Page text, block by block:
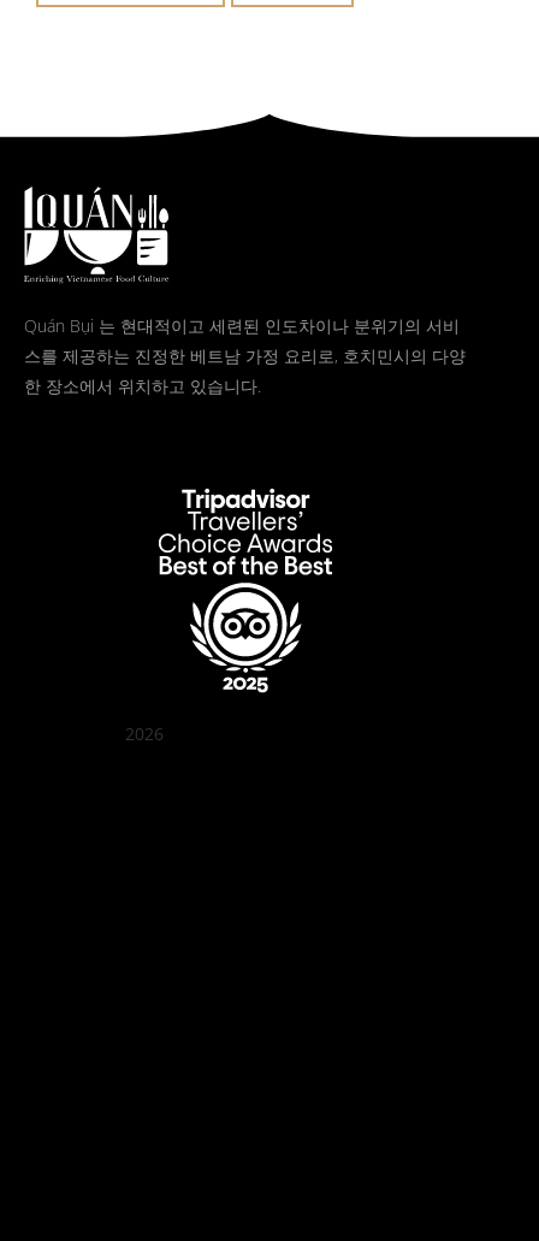
Quán Bụi 는 현대적이고 세련된 인도차이나 분위기의 서비
스를 제공하는 진정한 베트남 가정 요리로, 호치민시의 다양
한 장소에서 위치하고 있습니다.
2026